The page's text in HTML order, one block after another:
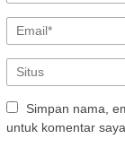
Simpan nama,
untuk komentar